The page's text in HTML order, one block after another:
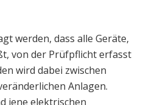
werden, dass alle Geräte,
von der Prüfpflicht erfasst
wird dabei zwischen
Anlagen.
jene elektrischen